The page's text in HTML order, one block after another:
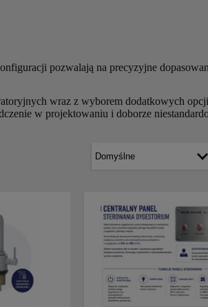
pozwalają na precyzyjne
wraz z wyborem dodatkowych
w projektowaniu i doborze